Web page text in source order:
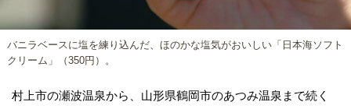
バニラベースに塩を練り込んだ、ほのかな塩気がおいしい「日本海ソフト
クリーム」（350円）。
村上市の瀬波温泉から、山形県鶴岡市のあつみ温泉まで続く